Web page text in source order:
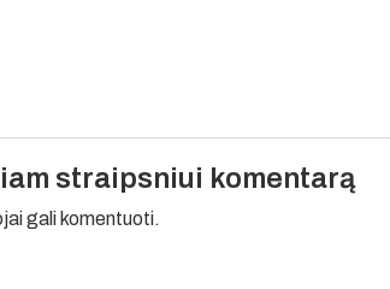
straipsniui komentarą
gali komentuoti.